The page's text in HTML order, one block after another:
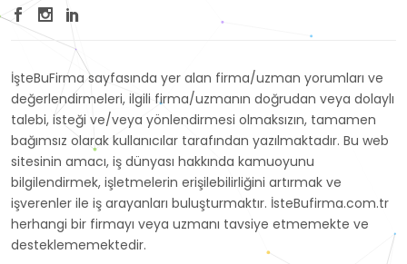
İşteBuFirma sayfasında yer alan firma/uzman yorumları ve
değerlendirmeleri, ilgili firma/uzmanın doğrudan veya dolaylı
talebi, isteği ve/veya yönlendirmesi olmaksızın, tamamen
bağımsız olarak kullanıcılar tarafından yazılmaktadır. Bu web
sitesinin amacı, iş dünyası hakkında kamuoyunu
bilgilendirmek, işletmelerin erişilebilirliğini artırmak ve
işverenler ile iş arayanları buluşturmaktır. İsteBufirma.com.tr
herhangi bir firmayı veya uzmanı tavsiye etmemekte ve
desteklememektedir.